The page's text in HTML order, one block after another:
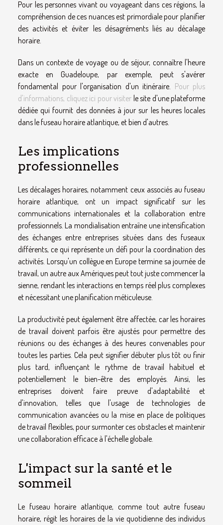
Pour les personnes vivant ou voyageant dans ces régions, la
compréhension de ces nuances est primordiale pour planifier
des activités et éviter les désagréments liés au décalage
horaire.
Dans un contexte de voyage ou de séjour, connaître l'heure
exacte en Guadeloupe, par exemple, peut s'avérer
fondamental pour l'organisation d'un itinéraire. Pour plus
d'informations, cliquez ici pour visiter le site d'une plateforme
dédiée qui fournit des données à jour sur les heures locales
dans le fuseau horaire atlantique, et bien d'autres.
Les implications
professionnelles
Les décalages horaires, notamment ceux associés au fuseau
horaire atlantique, ont un impact significatif sur les
communications internationales et la collaboration entre
professionnels. La mondialisation entraîne une intensification
des échanges entre entreprises situées dans des fuseaux
différents, ce qui représente un défi pour la coordination des
activités. Lorsqu'un collègue en Europe termine sa journée de
travail, un autre aux Amériques peut tout juste commencer la
sienne, rendant les interactions en temps réel plus complexes
et nécessitant une planification méticuleuse.
La productivité peut également être affectée, car les horaires
de travail doivent parfois être ajustés pour permettre des
réunions ou des échanges à des heures convenables pour
toutes les parties. Cela peut signifier débuter plus tôt ou finir
plus tard, influençant le rythme de travail habituel et
potentiellement le bien-être des employés. Ainsi, les
entreprises doivent faire preuve d'adaptabilité et
d'innovation, telles que l'usage de technologies de
communication avancées ou la mise en place de politiques
de travail flexibles, pour surmonter ces obstacles et maintenir
une collaboration efficace à l'échelle globale.
L'impact sur la santé et le
sommeil
Le fuseau horaire atlantique, comme tout autre fuseau
horaire, régit les horaires de la vie quotidienne des individus